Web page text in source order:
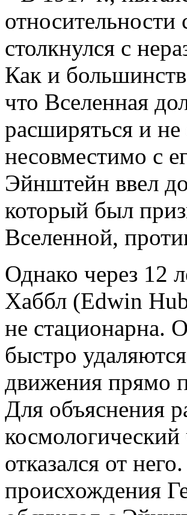
столкнулся с
Как и
что Вселенная
расширяться и
несовместимо с
Эйнштейн ввел
который был
Вселенной,
Однако через 12
Хаббл (Edwin
не стационарна.
быстро
движения прямо
Для объяснения
отказался от
происхождения